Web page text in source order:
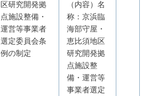
区研究開発拠
点施設整備・
運営等事業者
選定委員会条
例の制定
（内容）名
称：京浜臨
海部守屋・
恵比須地区
研究開発拠
点施設整
備・運営等
事業者選定